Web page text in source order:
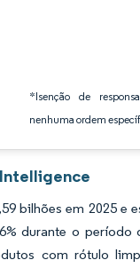
*Isenção de
nenhuma ordem
em 2025 e
durante o período
com rótulo